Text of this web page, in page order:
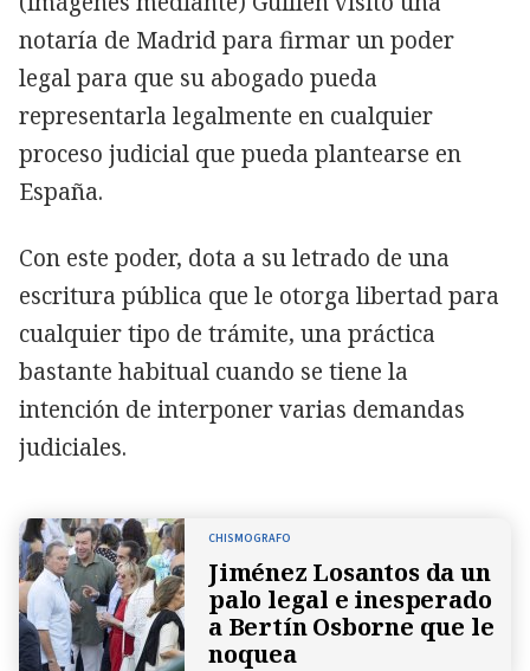
notaría de Madrid para firmar un poder
legal para que su abogado pueda
representarla legalmente en cualquier
proceso judicial que pueda plantearse en
España.
Con este poder, dota a su letrado de una
escritura pública que le otorga libertad para
cualquier tipo de trámite, una práctica
bastante habitual cuando se tiene la
intención de interponer varias demandas
judiciales.
CHISMOGRAFO
Jiménez Losantos da un
palo legal e inesperado
a Bertín Osborne que le
noquea